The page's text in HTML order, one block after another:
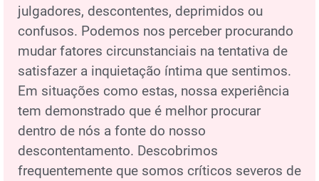
julgadores, descontentes, deprimidos ou
confusos. Podemos nos perceber procurando
mudar fatores circunstanciais na tentativa de
satisfazer a inquietação íntima que sentimos.
Em situações como estas, nossa experiência
tem demonstrado que é melhor procurar
dentro de nós a fonte do nosso
descontentamento. Descobrimos
frequentemente que somos críticos severos de